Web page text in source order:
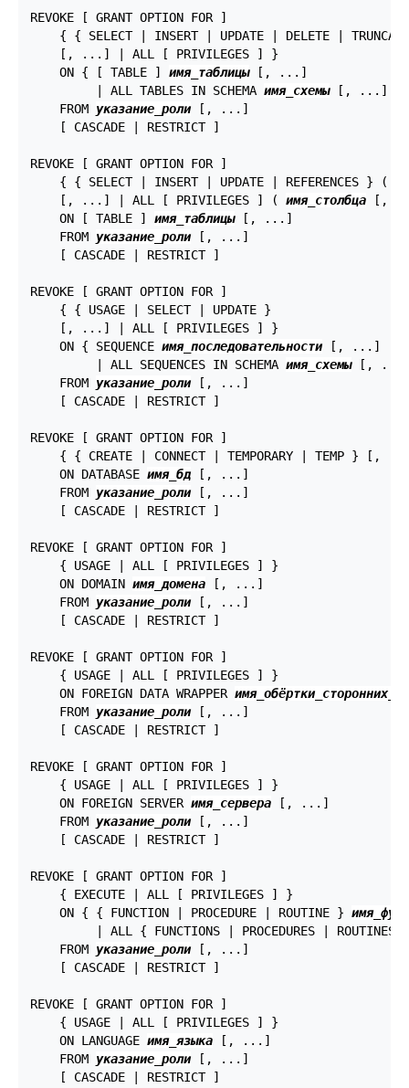
REVOKE [ GRANT OPTION FOR ]
{ { SELECT | INSERT | UPDATE | DELETE |
    [, ...] | ALL [ PRIVILEGES ] }
    ON { [ TABLE ]
имя_таблицы [, ...]
         | ALL TABLES IN SCHEMA
имя_схемы [, ...] }
    FROM
указание_роли [, ...]
    [ CASCADE | RESTRICT ]
REVOKE [ GRANT OPTION FOR ]
    { { SELECT | INSERT | UPDATE | REFERENCES } (
    [, ...] | ALL [ PRIVILEGES ] (
имя_столбца [,
    ON [ TABLE ]
имя_таблицы [, ...]
    FROM
указание_роли [, ...]
    [ CASCADE | RESTRICT ]
REVOKE [ GRANT OPTION FOR ]
    { { USAGE | SELECT | UPDATE }
    [, ...] | ALL [ PRIVILEGES ] }
    ON { SEQUENCE
имя_последовательности [, ...]
         | ALL SEQUENCES IN SCHEMA
имя_схемы [,
    FROM
указание_роли [, ...]
    [ CASCADE | RESTRICT ]
REVOKE [ GRANT OPTION FOR ]
{ { CREATE | CONNECT | TEMPORARY | TEMP } [,
    ON DATABASE
имя_бд [, ...]
    FROM
указание_роли [, ...]
    [ CASCADE | RESTRICT ]
REVOKE [ GRANT OPTION FOR ]
    { USAGE | ALL [ PRIVILEGES ] }
    ON DOMAIN
имя_домена [, ...]
    FROM
указание_роли [, ...]
    [ CASCADE | RESTRICT ]
REVOKE [ GRANT OPTION FOR ]
    { USAGE | ALL [ PRIVILEGES ] }
    ON FOREIGN DATA WRAPPER
    FROM
указание_роли [, ...]
    [ CASCADE | RESTRICT ]
REVOKE [ GRANT OPTION FOR ]
    { USAGE | ALL [ PRIVILEGES ] }
    ON FOREIGN SERVER
имя_сервера [, ...]
    FROM
указание_роли [, ...]
    [ CASCADE | RESTRICT ]
REVOKE [ GRANT OPTION FOR ]
    { EXECUTE | ALL [ PRIVILEGES ] }
    ON { { FUNCTION | PROCEDURE | ROUTINE }
| ALL { FUNCTIONS | PROCEDURES | ROUTINES
    FROM
указание_роли [, ...]
    [ CASCADE | RESTRICT ]
REVOKE [ GRANT OPTION FOR ]
    { USAGE | ALL [ PRIVILEGES ] }
    ON LANGUAGE
имя_языка [, ...]
    FROM
указание_роли [, ...]
    [ CASCADE | RESTRICT ]